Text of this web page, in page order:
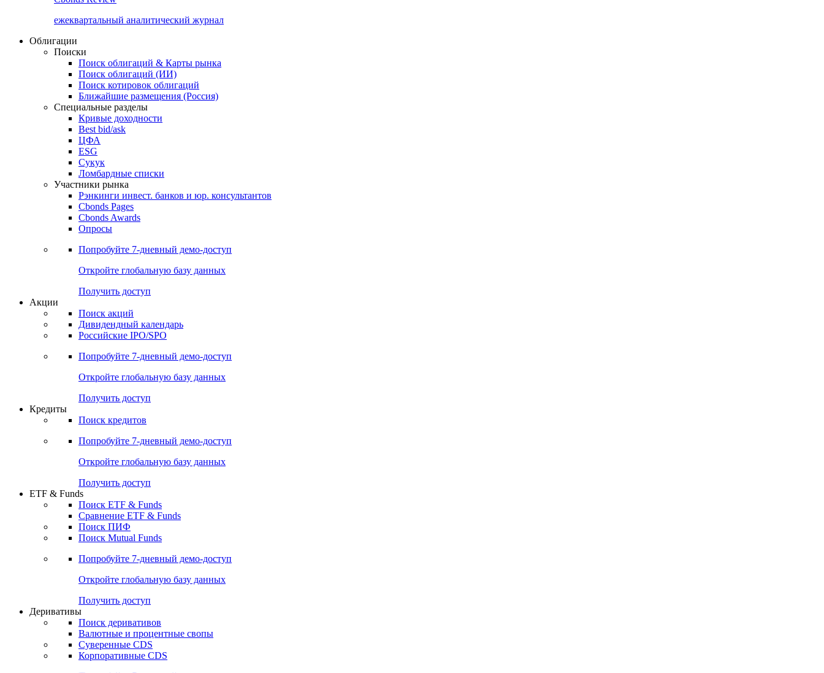
Журнал
Cbonds Review
ежеквартальный аналитический журнал
Облигации
Поиски
Поиск облигаций & Карты рынка
Поиск облигаций (ИИ)
Поиск котировок облигаций
Ближайшие размещения (Россия)
Специальные разделы
Кривые доходности
Best bid/ask
ЦФА
ESG
Сукук
Ломбардные списки
Участники рынка
Рэнкинги инвест. банков и юр. консультантов
Cbonds Pages
Cbonds Awards
Опросы
Попробуйте7-дневный
Откройте глобальную базу данных
Получить доступ
Акции
Поиск акций
Дивидендный календарь
Российские IPO/SPO
Попробуйте7-дневный
Откройте глобальную базу данных
Получить доступ
Кредиты
Поиск кредитов
Попробуйте7-дневный
Откройте глобальную базу данных
Получить доступ
ETF & Funds
Поиск ETF & Funds
Сравнение ETF & Funds
Поиск ПИФ
Поиск Mutual Funds
Попробуйте7-дневный
Откройте глобальную базу данных
Получить доступ
Деривативы
Поиск деривативов